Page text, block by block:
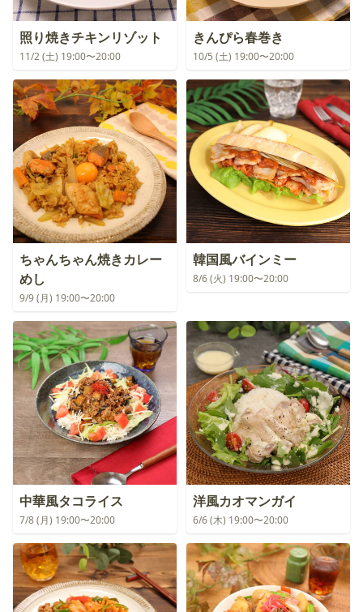
照り焼きチキンリゾット
11/2 (土) 19:00〜20:00
きんぴら春巻き
10/5 (土) 19:00〜20:00
ちゃんちゃん焼きカレー
めし
9/9 (月) 19:00〜20:00
韓国風バインミー
8/6 (火) 19:00〜20:00
中華風タコライス
7/8 (月) 19:00〜20:00
洋風カオマンガイ
6/6 (木) 19:00〜20:00